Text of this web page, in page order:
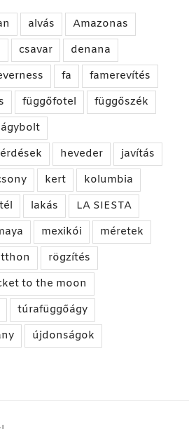
alvás
Amazonas
csavar
denana
fa
famerevítés
függőfotel
függőszék
heveder
javítás
kert
kolumbia
lakás
LA SIESTA
mexikói
méretek
rögzítés
to the moon
túrafüggőágy
újdonságok